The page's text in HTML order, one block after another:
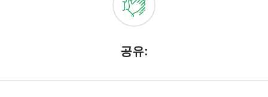
공유: